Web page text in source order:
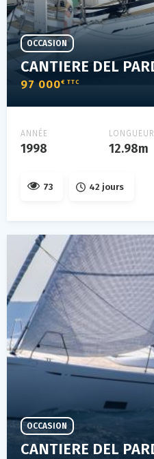
97 000€ TTC
OCCASION
ANNÉE
1998
LONGUEUR
12.98m
73 42 jours
OCCASION